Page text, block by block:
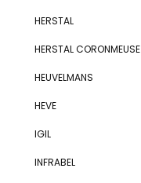
HERSTAL
HERSTAL CORONMEUSE
HEUVELMANS
HEVE
IGIL
INFRABEL